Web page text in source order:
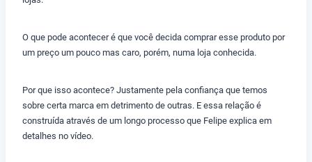
O que pode acontecer é que você decida comprar esse produto por
um preço um pouco mas caro, porém, numa loja conhecida.
Por que isso acontece? Justamente pela confiança que temos
sobre certa marca em detrimento de outras. E essa relação é
construída através de um longo processo que Felipe explica em
detalhes no vídeo.